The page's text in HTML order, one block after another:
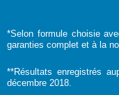
*Selon formule choisie
garanties complet et à la
**Résultats enregistrés
décembre 2018.